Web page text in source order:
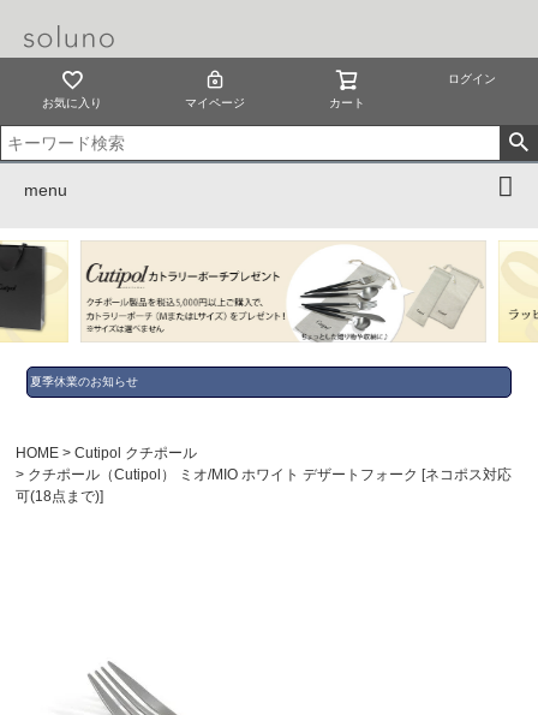
お気に入り マイページ カート
ログイン
menu
夏季休業のお知らせ
HOME
Cutipol クチポール
クチポール（Cutipol） ミオ/MIO ホワイト デザートフォーク [ネコポス対応
可(18点まで)]